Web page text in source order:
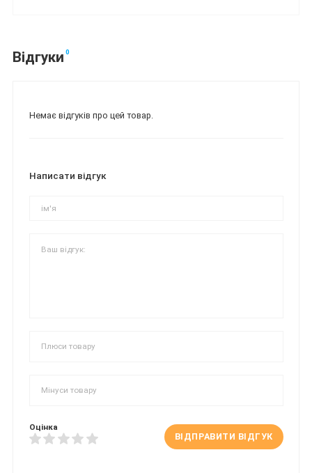
Відгуки 0
Немає відгуків про цей товар.
Написати відгук
Оцінка
ВІДПРАВИТИ ВІДГУК